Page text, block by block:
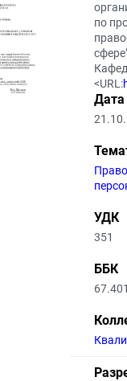
по
<URL:
Дата
УДК
351
ББК